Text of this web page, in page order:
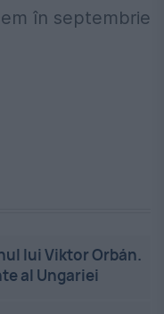
în septembrie
lui Viktor Orbán.
al Ungariei